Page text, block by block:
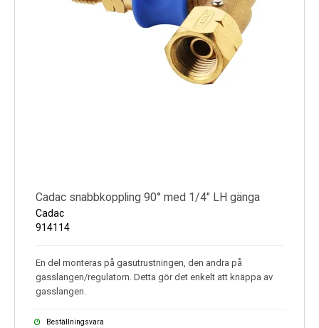
Cadac snabbkoppling 90° med 1/4" LH gänga
Cadac
914114
En del monteras på gasutrustningen, den andra på
gasslangen/regulatorn. Detta gör det enkelt att knäppa av
gasslangen.
Beställningsvara